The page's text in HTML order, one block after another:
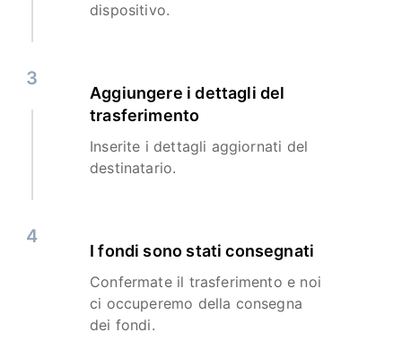
dispositivo.
3
Aggiungere i dettagli del
trasferimento
Inserite i dettagli aggiornati del
destinatario.
4
I fondi sono stati consegnati
Confermate il trasferimento e noi
ci occuperemo della consegna
dei fondi.